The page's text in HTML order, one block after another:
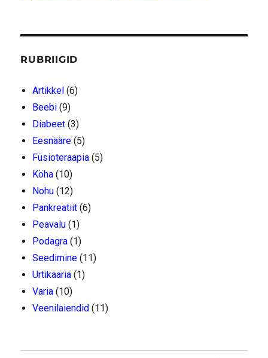
RUBRIIGID
Artikkel (6)
Beebi (9)
Diabeet (3)
Eesnääre (5)
Füsioteraapia (5)
Köha (10)
Nohu (12)
Pankreatiit (6)
Peavalu (1)
Podagra (1)
Seedimine (11)
Urtikaaria (1)
Varia (10)
Veenilaiendid (11)